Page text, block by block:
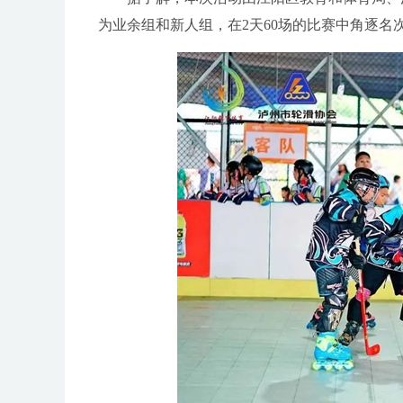
为业余组和新人组，在2天60场的比赛中角逐名